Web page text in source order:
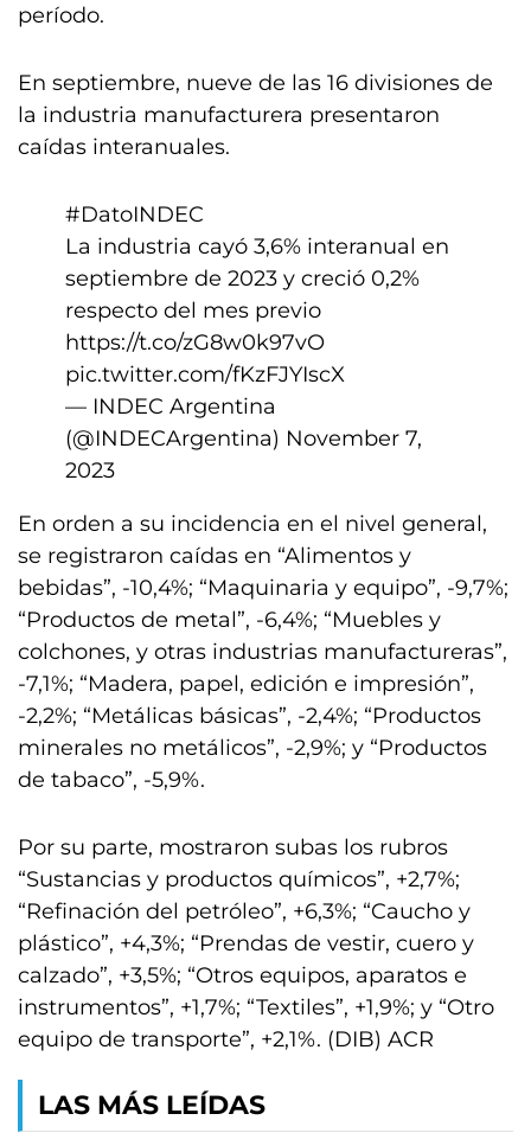
período.
En septiembre, nueve de las 16 divisiones de
la industria manufacturera presentaron
caídas interanuales.
#DatoINDEC
La industria cayó 3,6% interanual en
septiembre de 2023 y creció 0,2%
respecto del mes previo
https://t.co/zG8w0k97vO
pic.twitter.com/fKzFJYIscX
— INDEC Argentina
(@INDECArgentina) November 7,
2023
En orden a su incidencia en el nivel general,
se registraron caídas en “Alimentos y
bebidas”, -10,4%; “Maquinaria y equipo”, -9,7%;
“Productos de metal”, -6,4%; “Muebles y
colchones, y otras industrias manufactureras”,
-7,1%; “Madera, papel, edición e impresión”,
-2,2%; “Metálicas básicas”, -2,4%; “Productos
minerales no metálicos”, -2,9%; y “Productos
de tabaco”, -5,9%.
Por su parte, mostraron subas los rubros
“Sustancias y productos químicos”, +2,7%;
“Refinación del petróleo”, +6,3%; “Caucho y
plástico”, +4,3%; “Prendas de vestir, cuero y
calzado”, +3,5%; “Otros equipos, aparatos e
instrumentos”, +1,7%; “Textiles”, +1,9%; y “Otro
equipo de transporte”, +2,1%. (DIB) ACR
LAS MÁS LEÍDAS